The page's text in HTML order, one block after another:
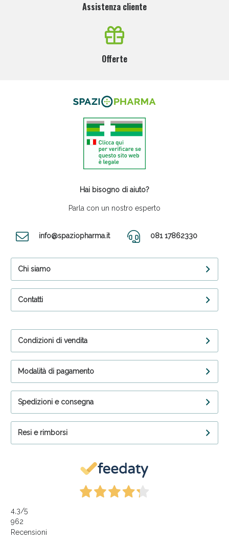
Assistenza cliente
Offerte
Hai bisogno di aiuto?
Parla con un nostro esperto
info@spaziopharma.it 081 17862330
Chi siamo
Contatti
Condizioni di vendita
Modalità di pagamento
Spedizioni e consegna
Resi e rimborsi
4,3/5
962
Recensioni